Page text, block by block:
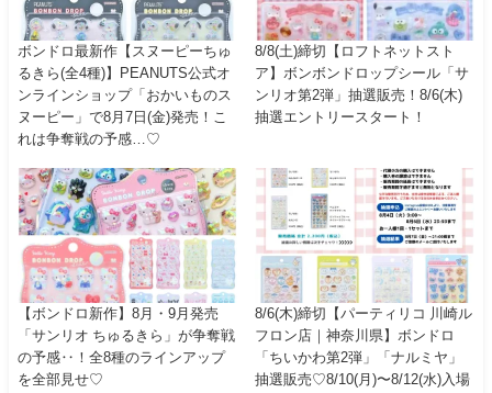
ボンドロ最新作【スヌーピーちゅ
るきら(全4種)】PEANUTS公式オ
ンラインショップ「おかいものス
ヌーピー」で8月7日(金)発売！こ
れは争奪戦の予感…♡
8/8(土)締切【ロフトネットスト
ア】ボンボンドロップシール「サ
ンリオ第2弾」抽選販売！8/6(木)
抽選エントリースタート！
【ボンドロ新作】8月・9月発売
「サンリオ ちゅるきら」が争奪戦
の予感‥！全8種のラインアップ
を全部見せ♡
8/6(木)締切【パーティリコ 川崎ル
フロン店｜神奈川県】ボンドロ
「ちいかわ第2弾」「ナルミヤ」
抽選販売♡8/10(月)〜8/12(水)入場